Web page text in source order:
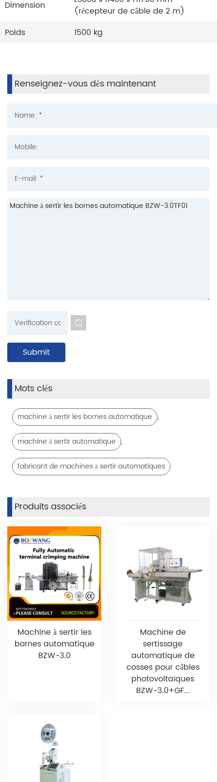
Dimension
(récepteur de câble de 2 m)
Poids
1500 kg
Renseignez-vous dès maintenant
Mots clés
machine à sertir les bornes automatique ,
machine à sertir automatique ,
fabricant de machines à sertir automatiques
Produits associés
Machine à sertir les
bornes automatique
BZW-3.0
Machine de
sertissage
automatique de
cosses pour câbles
photovoltaïques
BZW-3.0+GF...